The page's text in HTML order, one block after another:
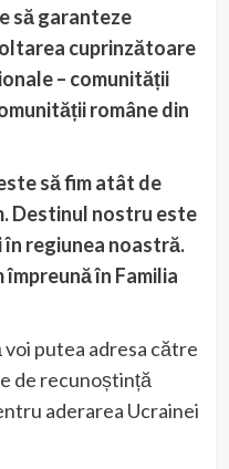
să garanteze
cuprinzătoare
– comunității
române din
să fim atât de
Destinul nostru este
regiunea noastră.
în Familia
putea adresa către
de recunoștință
aderarea Ucrainei